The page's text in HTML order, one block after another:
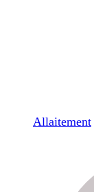
Allaitement